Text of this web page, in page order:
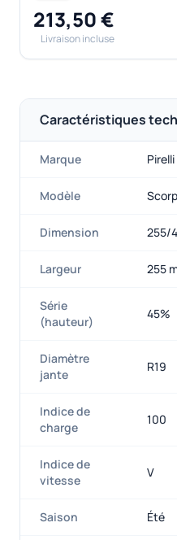
213,50 €
Livraison incluse
Caractéristiques
Marque Pirelli
Modèle
Dimension 255/
Largeur 255
Série
(hauteur)
45%
Diamètre
jante
R19
Indice de
charge
100
Indice de
vitesse
V
Saison Été